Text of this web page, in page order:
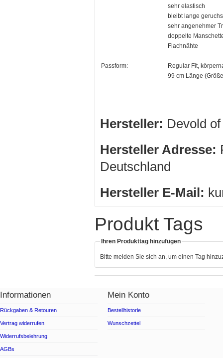
sehr elastisch
bleibt lange
sehr angenehmer
doppelte
Flachnähte
Passform:
Regular Fit,
99 cm Länge
Hersteller: Devold
Hersteller Adresse:
Deutschland
Hersteller E-Mail:
Produkt Tags
Ihren Produkttag hinzufügen
Bitte melden Sie sich an, um einen Tag
Informationen
Rückgaben & Retouren
Vertrag widerrufen
Widerrufsbelehrung
AGBs
Mein Konto
Bestellhistorie
Wunschzettel